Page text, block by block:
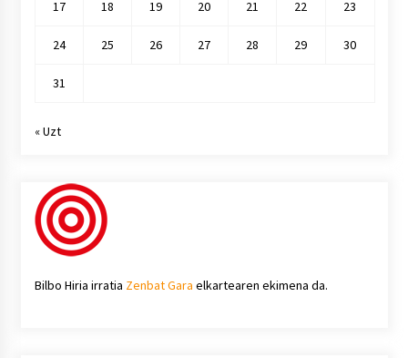
17 18 19 20 21 22 23
24 25 26 27 28 29 30
31
« Uzt
Bilbo Hiria irratia Zenbat Gara elkartearen ekimena da.